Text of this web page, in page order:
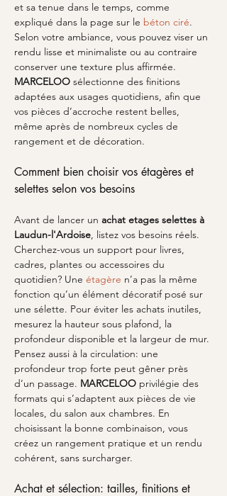
et sa tenue dans le temps, comme
expliqué dans la page sur le béton ciré.
Selon votre ambiance, vous pouvez viser un
rendu lisse et minimaliste ou au contraire
conserver une texture plus affirmée.
MARCELOO sélectionne des finitions
adaptées aux usages quotidiens, afin que
vos pièces d’accroche restent belles,
même après de nombreux cycles de
rangement et de décoration.
Comment bien choisir vos étagères et
selettes selon vos besoins
Avant de lancer un achat etages selettes à
Laudun-l'Ardoise, listez vos besoins réels.
Cherchez-vous un support pour livres,
cadres, plantes ou accessoires du
quotidien? Une étagère n’a pas la même
fonction qu’un élément décoratif posé sur
une sélette. Pour éviter les achats inutiles,
mesurez la hauteur sous plafond, la
profondeur disponible et la largeur de mur.
Pensez aussi à la circulation: une
profondeur trop forte peut gêner près
d’un passage. MARCELOO privilégie des
formats qui s’adaptent aux pièces de vie
locales, du salon aux chambres. En
choisissant la bonne combinaison, vous
créez un rangement pratique et un rendu
cohérent, sans surcharger.
Achat et sélection: tailles, finitions et